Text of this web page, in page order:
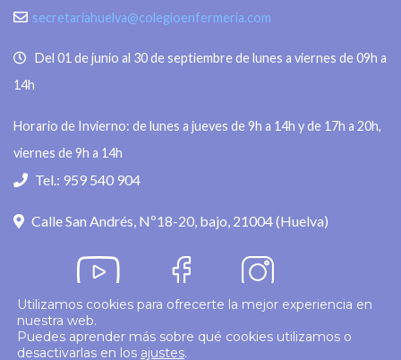
secretariahuelva@colegioenfermeria.com
Del 01 de junio al 30 de septiembre de lunes a viernes de 09h a
14h
Horario de Invierno: de lunes a jueves de 9h a 14h y de 17h a 20h,
viernes de 9h a 14h
Tel.: 959 540 904
Calle San Andrés, Nº18-20, bajo, 21004 (Huelva)
© 2026 Colegio Enfermería Huelva
Utilizamos cookies para ofrecerte la mejor experiencia en
nuestra web.
Puedes aprender más sobre qué cookies utilizamos o
desactivarlas en los ajustes.